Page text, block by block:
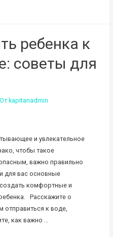
ребенка к
советы для
kapitanadmin
и увлекательное
чтобы такое
важно правильно
для вас основные
комфортные и
Расскажите о
отправиться к воде,
как важно …